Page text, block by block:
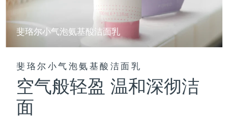
斐珞尔小气泡氨基酸洁面乳
斐珞尔小气泡氨基酸洁面乳
空气般轻盈 温和深彻洁
面